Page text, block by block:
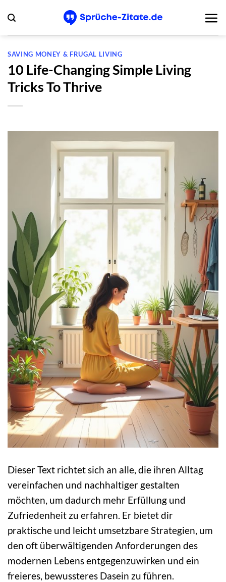
Inhalt
springen
SAVING MONEY & FRUGAL LIVING
10 Life-Changing Simple Living
Tricks To Thrive
Dieser Text richtet sich an alle, die ihren Alltag
vereinfachen und nachhaltiger gestalten
möchten, um dadurch mehr Erfüllung und
Zufriedenheit zu erfahren. Er bietet dir
praktische und leicht umsetzbare Strategien, um
den oft überwältigenden Anforderungen des
modernen Lebens entgegenzuwirken und ein
freieres, bewussteres Dasein zu führen.